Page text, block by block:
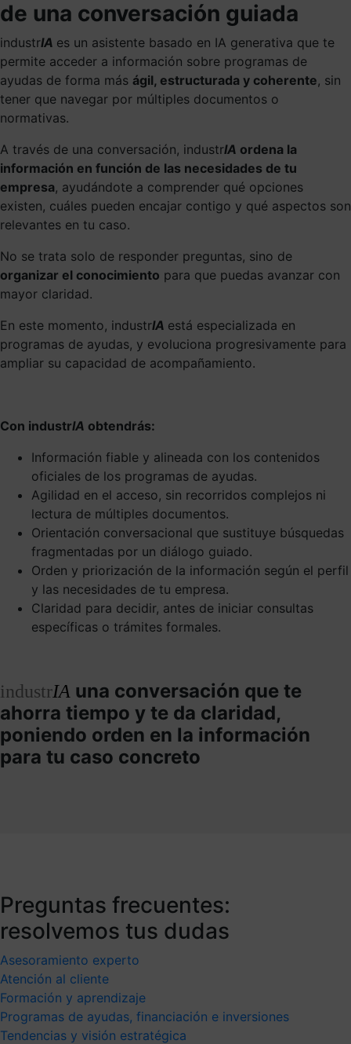
de una conversación guiada
industrIA es un asistente basado en IA generativa que te
permite acceder a información sobre programas de
ayudas de forma más ágil, estructurada y coherente, sin
tener que navegar por múltiples documentos o
normativas.
A través de una conversación, industrIA ordena la
información en función de las necesidades de tu
empresa, ayudándote a comprender qué opciones
existen, cuáles pueden encajar contigo y qué aspectos son
relevantes en tu caso.
No se trata solo de responder preguntas, sino de
organizar el conocimiento para que puedas avanzar con
mayor claridad.
En este momento, industrIA está especializada en
programas de ayudas, y evoluciona progresivamente para
ampliar su capacidad de acompañamiento.
Con industrIA obtendrás:
Información fiable y alineada con los contenidos
oficiales de los programas de ayudas.
Agilidad en el acceso, sin recorridos complejos ni
lectura de múltiples documentos.
Orientación conversacional que sustituye búsquedas
fragmentadas por un diálogo guiado.
Orden y priorización de la información según el perfil
y las necesidades de tu empresa.
Claridad para decidir, antes de iniciar consultas
específicas o trámites formales.
industrIA una conversación que te
ahorra tiempo y te da claridad,
poniendo orden en la información
para tu caso concreto
Preguntas frecuentes:
resolvemos tus dudas
Asesoramiento experto
Atención al cliente
Formación y aprendizaje
Programas de ayudas, financiación e inversiones
Tendencias y visión estratégica